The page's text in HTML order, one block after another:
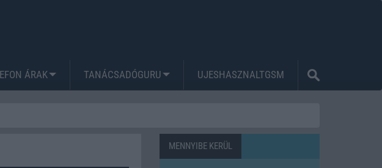
ÁRAK TANÁCSADÓGURU UJESHASZNALTGSM
MENNYIBE KERÜL